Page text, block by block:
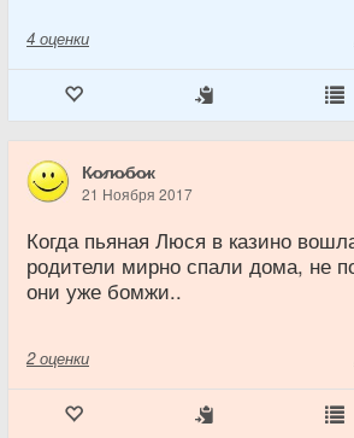
4 оценки
К̷о̷л̷о̷б̷о̷к
21 Ноября 2017
Когда пьяная Люся в казино
родители мирно спали дома, не
они уже бомжи..
2 оценки